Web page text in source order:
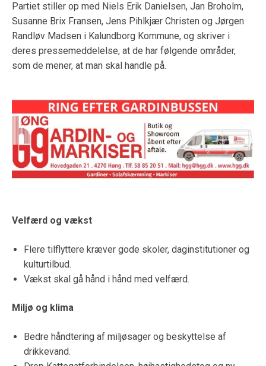
Partiet stiller op med Niels Erik Danielsen, Jan Broholm,
Susanne Brix Fransen, Jens Pihlkjær Christen og Jørgen
Randløv Madsen i Kalundborg Kommune, og skriver i
deres pressemeddelelse, at de har følgende områder,
som de mener, at man skal handle på.
Velfærd og vækst
Flere tilflyttere kræver gode skoler, daginstitutioner og
kulturtilbud.
Vækst skal gå hånd i hånd med velfærd.
Miljø og klima
Bedre håndtering af miljøsager og beskyttelse af
drikkevand.